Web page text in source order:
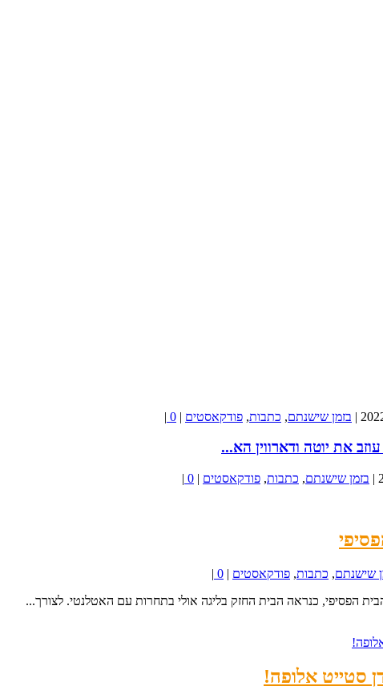
| בזמן שישנתם, כתבות, פודקאסטים |
0
|
את יוטה ודארווין הא...
| בזמן שישנתם, כתבות, פודקאסטים |
0
|
שישנתם, כתבות, פודקאסטים |
0
|
הפסיפי, כנראה הבית החזק בליגה אולי בתחרות עם האטלנטי. לצורך...